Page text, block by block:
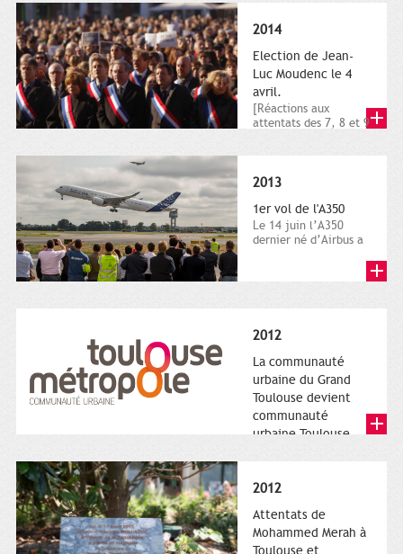
2014
Election de Jean-
Luc Moudenc le 4
avril.
[Réactions aux
attentats des 7, 8 et 9
2013
1er vol de l'A350
Le 14 juin l’A350
dernier né d’Airbus a
2012
La communauté
urbaine du Grand
Toulouse devient
communauté
urbaine Toulouse
Métropole,
représentant l'anneau
de Moëbius.
2012
Attentats de
Mohammed Merah à
Toulouse et